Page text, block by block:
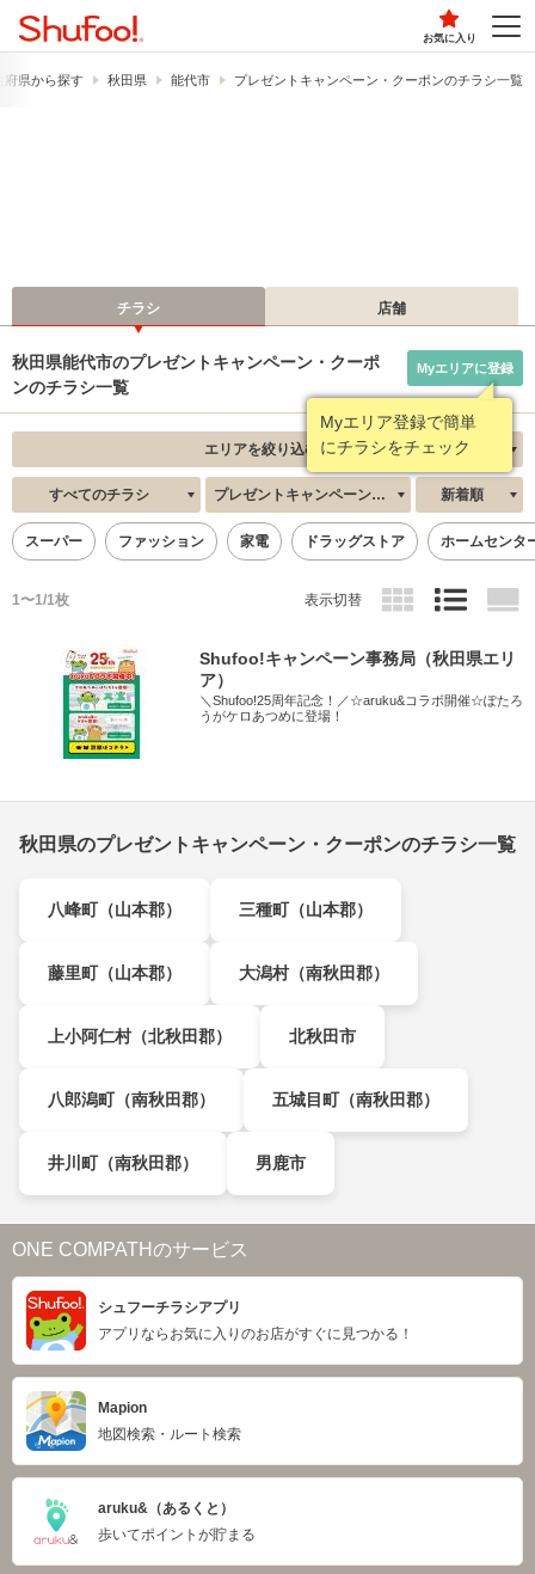
お気に入り
府県から探す 秋田県 能代市 プレゼントキャンペーン・クーポンのチラシ一覧
チラシ 店舗
秋田県能代市のプレゼントキャンペーン・クーポ
ンのチラシ一覧
Myエリア登録で簡単
にチラシをチェック
Myエリアに登録
エリアを絞り込む
すべてのチラシ プレゼントキャンペーン・クーポン 新着順
スーパー ファッション 家電 ドラッグストア ホームセンタ
1〜1/1枚 表示切替
Shufoo!キャンペーン事務局（秋田県エリ
ア）
＼Shufoo!25周年記念！／☆aruku&コラボ開催☆ぽたろ
うがケロあつめに登場！
秋田県のプレゼントキャンペーン・クーポンのチラシ一覧
八峰町（山本郡） 三種町（山本郡）
藤里町（山本郡） 大潟村（南秋田郡）
上小阿仁村（北秋田郡） 北秋田市
八郎潟町（南秋田郡） 五城目町（南秋田郡）
井川町（南秋田郡） 男鹿市
ONE COMPATHのサービス
シュフーチラシアプリ
アプリならお気に入りのお店がすぐに見つかる！
Mapion
地図検索・ルート検索
aruku&（あるくと）
歩いてポイントが貯まる